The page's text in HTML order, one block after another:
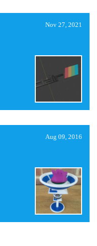
Nov 27, 2021
Aug 09, 2016